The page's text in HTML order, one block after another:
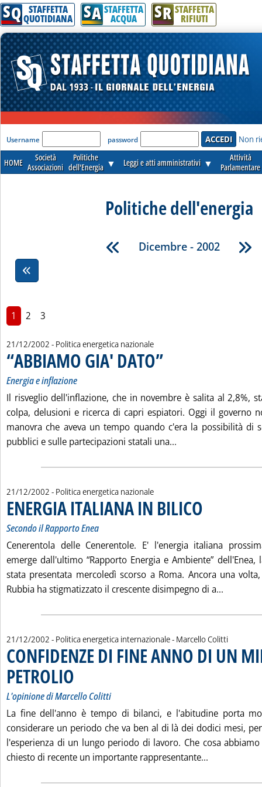
SQ STAFFETTA
QUOTIDIANA SA STAFFETTA
ACQUA SR STAFFETTA
RIFIUTI
'Modulo Login per accedere'
Username password Non
HOME
Società
Associazioni
Politiche
dell'Energia ▼ Leggi e atti amministrativi ▼
Attività
Parlamentare
Politiche dell'energia
Dicembre - 2002
1 2 3
21/12/2002 - Politica energetica nazionale
“ABBIAMO GIA' DATO”. Sottotitolo: Energia e inflazione
. Pubblicata sabato 21 dicembre
Energia e inflazione
Il risveglio dell'inflazione, che in novembre è salita al 2,8%,
colpa, delusioni e ricerca di capri espiatori. Oggi il governo
manovra che aveva un tempo quando c'era la possibilità di
pubblici e sulle partecipazioni statali una...
21/12/2002 - Politica energetica nazionale
ENERGIA ITALIANA IN BILICO
Secondo il Rapporto Enea
Cenerentola delle Cenerentole. E' l'energia italiana
emerge dall'ultimo “Rapporto Energia e Ambiente”
stata presentata mercoledì scorso a Roma. Ancora una
Rubbia ha stigmatizzato il crescente disimpegno di a...
21/12/2002 - Politica energetica internazionale - di:
Marcello Colitti
CONFIDENZE DI FINE ANNO DI UN
PETROLIO
L'opinione di Marcello Colitti
La fine dell'anno è tempo di bilanci, e l'abitudine porta
considerare un periodo che va ben al di là dei dodici mesi,
l'esperienza di un lungo periodo di lavoro. Che cosa
chiesto di recente un importante rappresentante...